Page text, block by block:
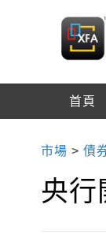
首頁
市場 >債
央行